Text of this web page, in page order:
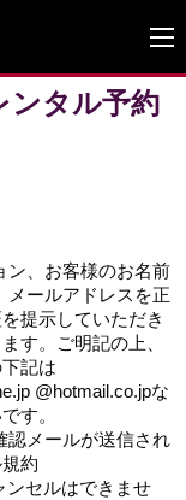
ンタル予約
ン、お客様のお名前
メールアドレスを正
提示していただき
す。ご明記の上、
記は
@hotmail.co.jpな
す。
認メールが送信され
約
セルはできませ